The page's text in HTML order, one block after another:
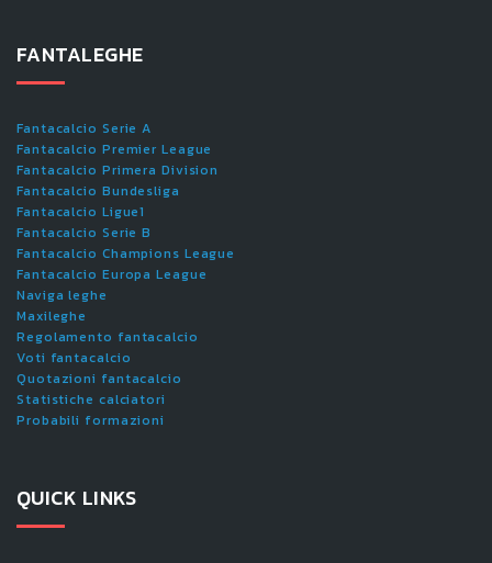
FANTALEGHE
Fantacalcio Serie A
Fantacalcio Premier League
Fantacalcio Primera Division
Fantacalcio Bundesliga
Fantacalcio Ligue1
Fantacalcio Serie B
Fantacalcio Champions League
Fantacalcio Europa League
Naviga leghe
Maxileghe
Regolamento fantacalcio
Voti fantacalcio
Quotazioni fantacalcio
Statistiche calciatori
Probabili formazioni
QUICK LINKS